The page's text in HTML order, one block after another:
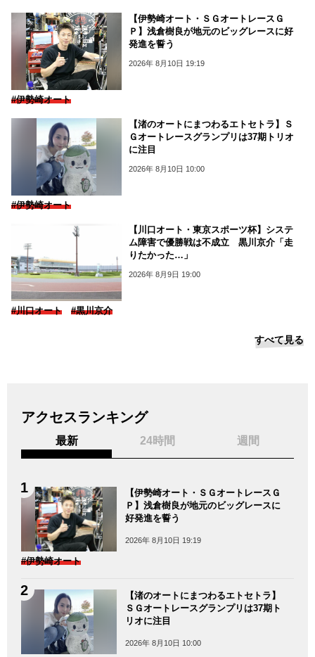
【伊勢崎オート・ＳＧオートレースＧ
Ｐ】浅倉樹良が地元のビッグレースに好
発進を誓う
2026年 8月10日 19:19
#伊勢崎オート
【渚のオートにまつわるエトセトラ】Ｓ
Ｇオートレースグランプリは37期トリオ
に注目
2026年 8月10日 10:00
#伊勢崎オート
【川口オート・東京スポーツ杯】システ
ム障害で優勝戦は不成立 黒川京介「走
りたかった…」
2026年 8月9日 19:00
#川口オート #黒川京介
すべて見る
アクセスランキング
最新 24時間 週間
【伊勢崎オート・ＳＧオートレースＧ
Ｐ】浅倉樹良が地元のビッグレースに
好発進を誓う
2026年 8月10日 19:19
#伊勢崎オート
【渚のオートにまつわるエトセトラ】
ＳＧオートレースグランプリは37期ト
リオに注目
2026年 8月10日 10:00